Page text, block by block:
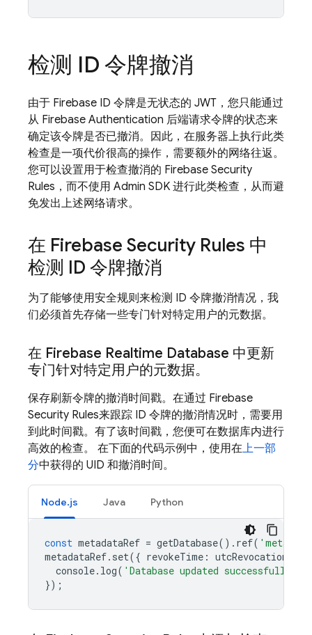
检测 ID 令牌撤消
由于 Firebase ID 令牌是无状态的 JWT，您只能通过
从 Firebase Authentication 后端请求令牌的状态来
确定该令牌是否已撤消。因此，在服务器上执行此类
检查是一项代价很高的操作，需要额外的网络往返。
您可以设置用于检查撤消的 Firebase Security
Rules ，而不使用 Admin SDK 进行此类检查，从而避
免发出上述网络请求。
在 Firebase Security Rules 中
检测 ID 令牌撤消
为了能够使用安全规则来检测 ID 令牌撤消情况，我
们必须首先存储一些专门针对特定用户的元数据。
在 Firebase Realtime Database 中更新
专门针对特定用户的元数据。
保存刷新令牌的撤消时间戳。在通过 Firebase
Security Rules来跟踪 ID 令牌的撤消情况时，需要用
到此时间戳。有了该时间戳，您便可在数据库内进行
高效的检查。 在下面的代码示例中，使用在上一部
分中获得的 UID 和撤消时间。
Node.js Java Python
const metadataRef = getDatabase(). ref(
metadataRef. set({ revokeTime :
console. log( 'Database updated successfully.'
});